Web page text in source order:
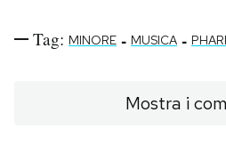
Area Personale
Notifiche mobile
Tag: MINORE - MUSICA -
Mostra i